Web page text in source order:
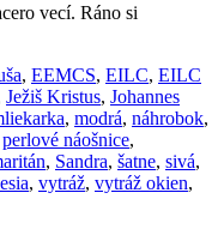
vecí. Ráno si
, EEMCS, EILC, EILC
Ježiš Kristus, Johannes
, modrá, náhrobok,
perlové náošnice,
, Sandra, šatne, sivá,
, vytráž, vytráž okien,